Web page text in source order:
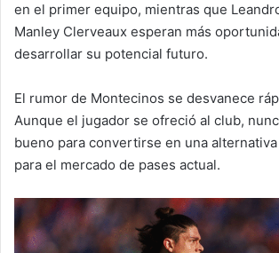
en el primer equipo, mientras que
Manley Clerveaux esperan más
desarrollar su potencial futuro.
El rumor de Montecinos se desvanece
Aunque el jugador se ofreció al club,
bueno para convertirse en una
para el mercado de pases actual.